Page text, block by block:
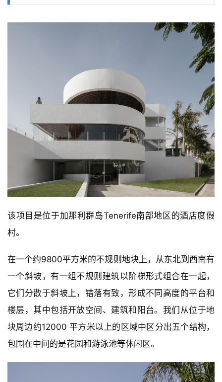
该项目是位于加那利群岛Tenerife南部地区的酒店度假
村。
在一个约9800平方米的不规则地块上，从东北到西南有
一个斜坡，有一组不规则建筑以阶梯形式组合在一起，
它们分散于斜坡上，错落有致，形成不同高度的平台和
楼层，其中包括开放空间、建筑和阳台。我们从位于地
块周边约12000 平方米以上的区域中区分出五个结构，
包围在中间的是花园和游泳池等休闲区。